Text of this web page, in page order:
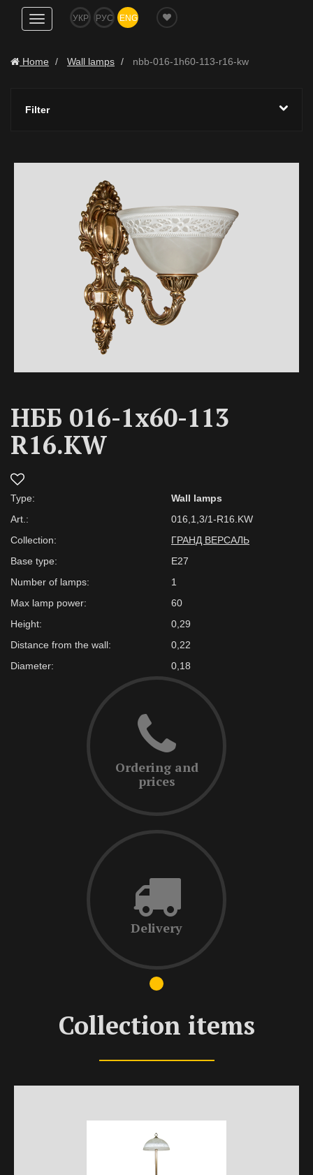
Show
navigation
УКР РУС ENG
Home Wall lamps nbb-016-1h60-113-r16-kw
Filter
НББ 016-1х60-113
R16.KW
Type:
Wall lamps
Art.:
016,1,3/1-R16.KW
Collection:
ГРАНД ВЕРСАЛЬ
Base type:
E27
Number of lamps:
1
Max lamp power:
60
Height:
0,29
Distance from the wall:
0,22
Diameter:
0,18
Ordering and
prices
Delivery
Collection items